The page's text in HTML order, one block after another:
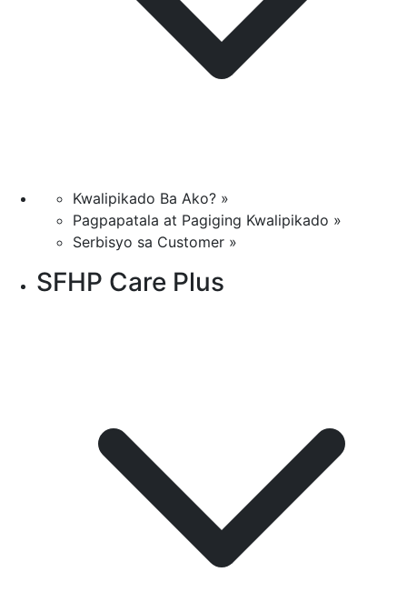
Kwalipikado Ba Ako? »
Pagpapatala at Pagiging Kwalipikado »
Serbisyo sa Customer »
SFHP Care Plus